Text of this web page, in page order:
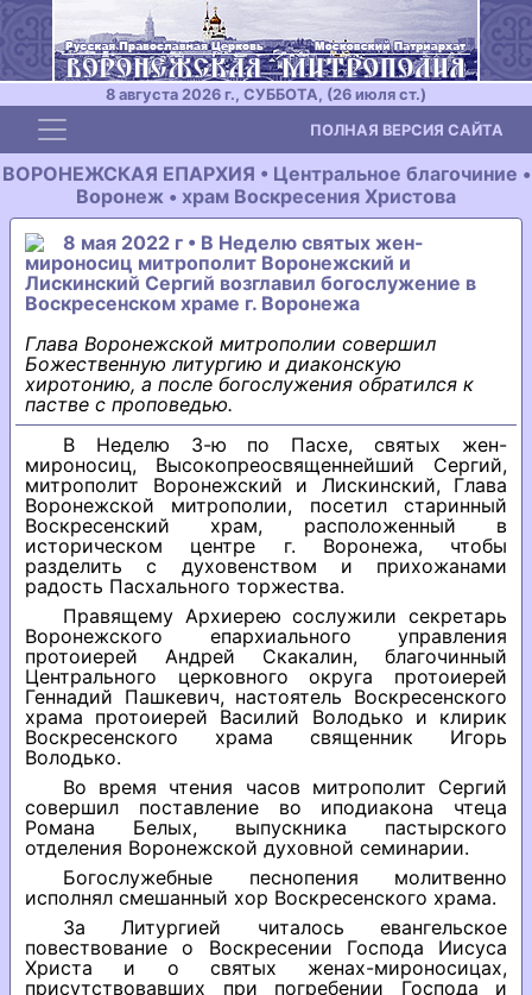
8 августа 2026 г., СУББОТА, (26 июля ст.)
Toggle navigation ПОЛНАЯ ВЕРСИЯ САЙТА
ВОРОНЕЖСКАЯ ЕПАРХИЯ • Центральное благочиние •
Воронеж • храм Воскресения Христова
8 мая 2022 г • В Неделю святых жен-
мироносиц митрополит Воронежский и
Лискинский Сергий возглавил богослужение в
Воскресенском храме г. Воронежа
Глава Воронежской митрополии совершил
Божественную литургию и диаконскую
хиротонию, а после богослужения обратился к
пастве с проповедью.
В Неделю 3-ю по Пасхе, святых жен-
мироносиц, Высокопреосвященнейший Сергий,
митрополит Воронежский и Лискинский, Глава
Воронежской митрополии, посетил старинный
Воскресенский храм, расположенный в
историческом центре г. Воронежа, чтобы
разделить с духовенством и прихожанами
радость Пасхального торжества.
Правящему Архиерею сослужили секретарь
Воронежского епархиального управления
протоиерей Андрей Скакалин, благочинный
Центрального церковного округа протоиерей
Геннадий Пашкевич, настоятель Воскресенского
храма протоиерей Василий Володько и клирик
Воскресенского храма священник Игорь
Володько.
Во время чтения часов митрополит Сергий
совершил поставление во иподиакона чтеца
Романа Белых, выпускника пастырского
отделения Воронежской духовной семинарии.
Богослужебные песнопения молитвенно
исполнял смешанный хор Воскресенского храма.
За Литургией читалось евангельское
повествование о Воскресении Господа Иисуса
Христа и о святых женах-мироносицах,
присутствовавших при погребении Господа и